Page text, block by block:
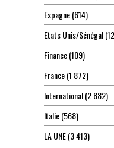
Espagne(614)
Etats Unis/Sénégal
Finance(109)
France(1 872)
International(2 882)
Italie(568)
LA UNE(3 413)